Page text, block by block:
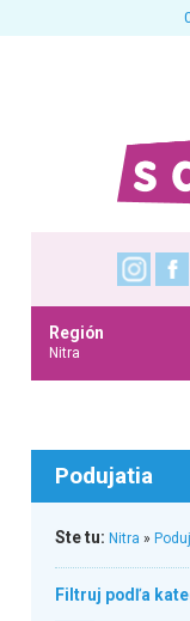
Región
Nitra
Podujatia
Ste tu: Nitra »
Filtruj podľa